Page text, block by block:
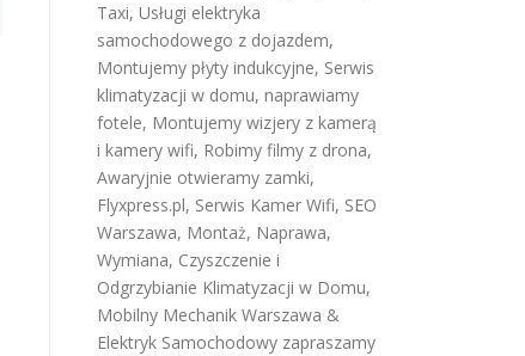
Taxi, Usługi elektryka
samochodowego z dojazdem,
Montujemy płyty indukcyjne, Serwis
klimatyzacji w domu, naprawiamy
fotele, Montujemy wizjery z kamerą
i kamery wifi, Robimy filmy z drona,
Awaryjnie otwieramy zamki,
Flyxpress.pl, Serwis Kamer Wifi, SEO
Warszawa, Montaż, Naprawa,
Wymiana, Czyszczenie i
Odgrzybianie Klimatyzacji w Domu,
Mobilny Mechanik Warszawa &
Elektryk Samochodowy zapraszamy